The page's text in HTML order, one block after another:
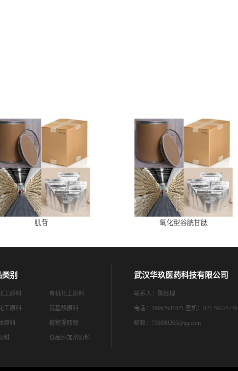
肌苷 氧化型谷胱甘肽
别
工原料 有机化工原料
工原料 氨基酸原料
原料 植物提取物
料 食品添加剂原料
武汉华玖医药科技有限公司
联系人：陈经理
电话：18062681621 座机：027-59225746
邮箱： 730880265@qq.com